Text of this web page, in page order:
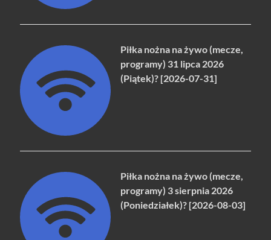
Piłka nożna na żywo (mecze,
programy) 31 lipca 2026
(Piątek)? [2026-07-31]
Piłka nożna na żywo (mecze,
programy) 3 sierpnia 2026
(Poniedziałek)? [2026-08-03]